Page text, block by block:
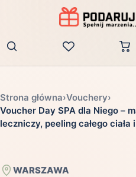
Strona główna›Vouchery›
Voucher Day SPA dla Niego –
leczniczy, peeling całego
WARSZAWA